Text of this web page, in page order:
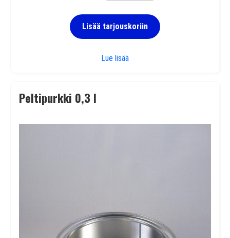
Lisää tarjouskoriin
Lue lisääPeltipurkki 50 ml
Peltipurkki 0,3 l